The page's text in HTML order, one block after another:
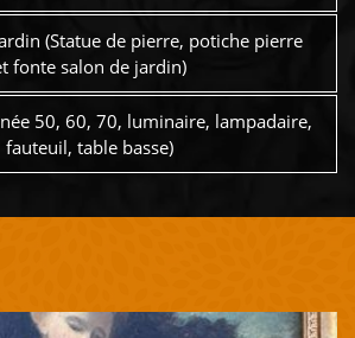
(Statue de pierre, potiche pierre
fonte salon de jardin)
50, 60, 70, luminaire, lampadaire,
fauteuil, table basse)